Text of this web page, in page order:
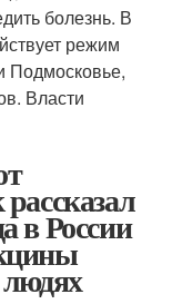
болезнь. В
режим
Подмосковье,
Власти
в России